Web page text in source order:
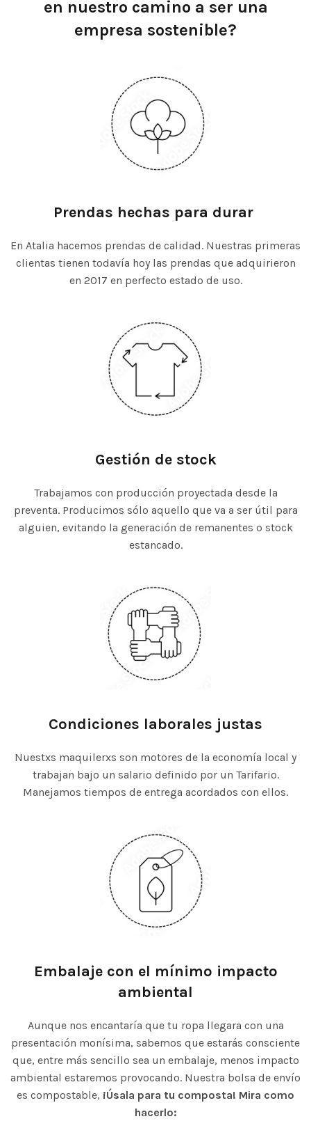
en nuestro camino a ser una
empresa sostenible?
Prendas hechas para durar
En Atalia hacemos prendas de calidad. Nuestras primeras
clientas tienen todavía hoy las prendas que adquirieron
en 2017 en perfecto estado de uso.
Gestión de stock
Trabajamos con producción proyectada desde la
preventa. Producimos sólo aquello que va a ser útil para
alguien, evitando la generación de remanentes o stock
estancado.
Condiciones laborales justas
Nuestxs maquilerxs son motores de la economía local y
trabajan bajo un salario definido por un Tarifario.
Manejamos tiempos de entrega acordados con ellos.
Embalaje con el mínimo impacto
ambiental
Aunque nos encantaría que tu ropa llegara con una
presentación monísima, sabemos que estarás consciente
que, entre más sencillo sea un embalaje, menos impacto
ambiental estaremos provocando. Nuestra bolsa de envío
es compostable, ¡Úsala para tu composta! Mira como
hacerlo: